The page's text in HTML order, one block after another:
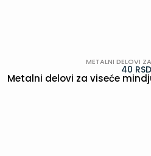
METALNI DELOVI
40 RSD
Metalni delovi za viseće